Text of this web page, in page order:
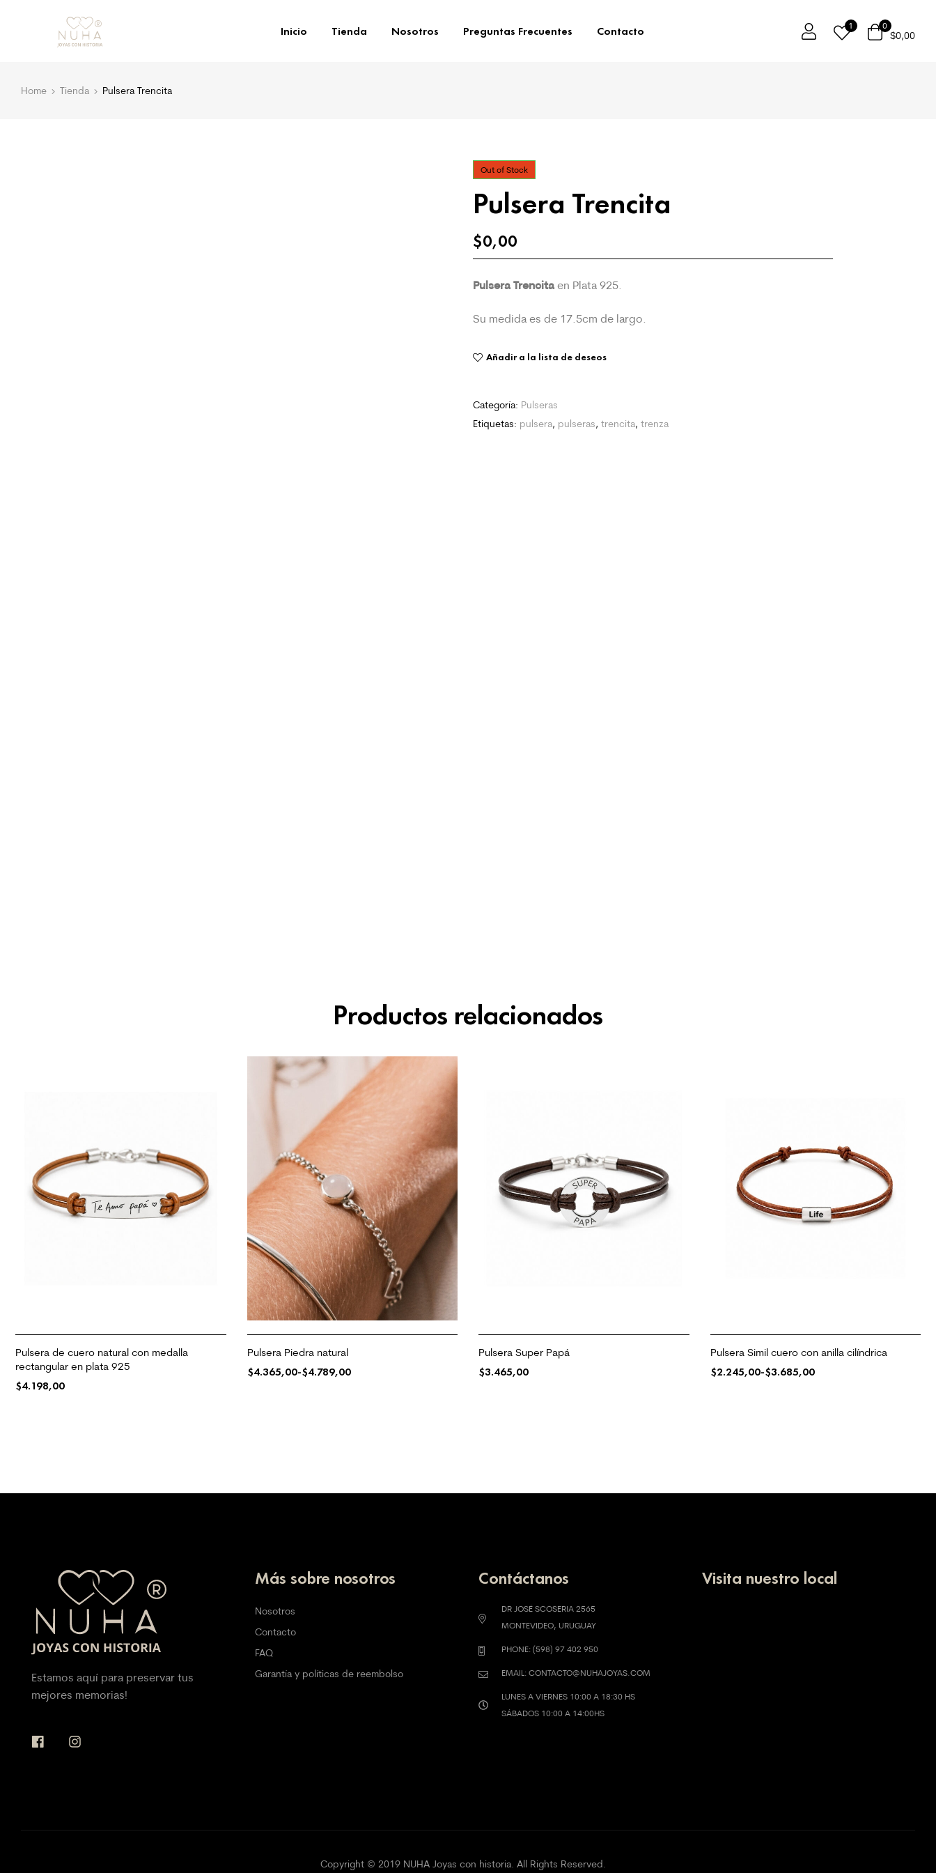
Inicio Tienda Nosotros Preguntas Frecuentes Contacto 1 0
$0,00
Home Tienda Pulsera Trencita
Out of Stock
Pulsera Trencita
$0,00
Pulsera Trencita en Plata 925.
Su medida es de 17.5cm de largo.
Añadir a la lista de deseos
Categoría: Pulseras
Etiquetas: pulsera, pulseras, trencita, trenza
Productos relacionados
Pulsera de cuero natural con medalla
rectangular en plata 925
$4.198,00
Pulsera Piedra natural
$4.365,00-$4.789,00
Pulsera Super Papá
$3.465,00
Pulsera Simil cuero con anilla cilíndrica
$2.245,00-$3.685,00
Estamos aquí para preservar tus
mejores memorias!
Más sobre nosotros
Nosotros
Contacto
FAQ
Garantía y políticas de reembolso
Contáctanos
DR JOSÉ SCOSERIA 2565
MONTEVIDEO, URUGUAY
PHONE: (598) 97 402 950
EMAIL: CONTACTO@NUHAJOYAS.COM
LUNES A VIERNES 10:00 A 18:30 HS
SÁBADOS 10:00 A 14:00HS
Visita nuestro local
Copyright © 2019 NUHA Joyas con historia. All Rights Reserved.